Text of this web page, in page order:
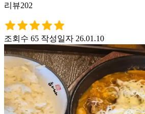
리뷰202
조회수 65 작성일자 26.01.10